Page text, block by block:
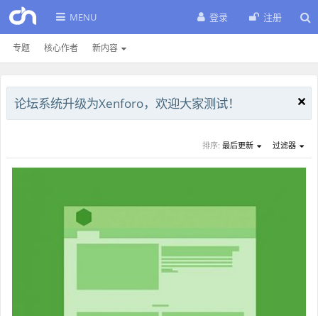
MENU
专题 核心作者 新内容
登录 注册
论坛系统升级为Xenforo，欢迎大家测试！
排序: 最后更新 过滤器